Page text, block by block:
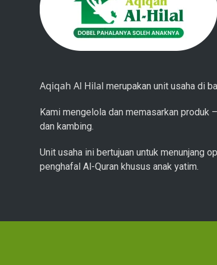
Aqiqah Al Hilal merupakan unit usaha di
Kami mengelola dan memasarkan produk
dan kambing.
Unit usaha ini bertujuan untuk menunjang
penghafal Al-Quran khusus anak yatim.